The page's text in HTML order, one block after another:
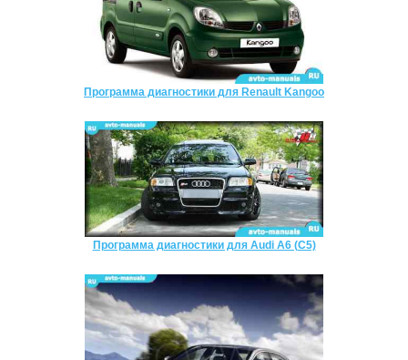
Программа диагностики для Renault Kangoo
Программа диагностики для Audi A6 (C5)